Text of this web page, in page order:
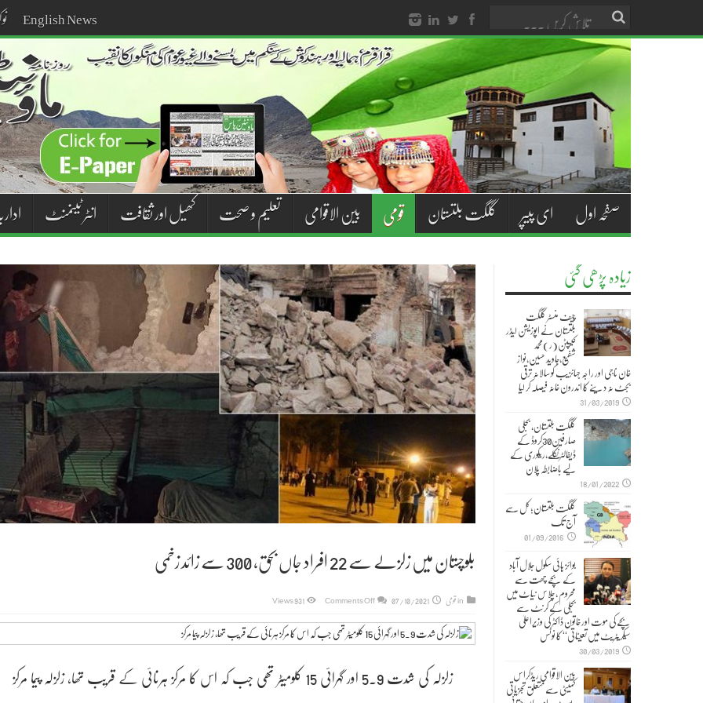
English News
صفحہ اول ای پیپر گلگت بلتستان قومی بین الاقوامی تعلیم و صحت کھیل اور ثقافت انٹر ٹینمنٹ
بلوچستان میں زلزلے سے 22 افراد جاں بحق، 300 سے زائد زخمی
inقومی 07/10/2021
Comments Off
on
بلوچستان
میں
سے
22
931 Views
زلزلہ کی شدت 5.9 اور گہرائی 15 کلومیٹر تھی جب کہ اس کا مرکز ہرنائی کے قریب تھا، زلزلہ پیما مرکز
زیادہ پڑھی گئی
چیف منسٹر گلگت
بلتستان نے اپوزیشن لیڈر
کیپٹن(ر)محمد
شفیع،جاوید حسین،نواز
خان ناجی اور راجہ جہانزیب کو سالانہ ترقی
بجٹ نہ دینے کا اندرون خانہ فیصلہ کر لیا
31/03/2019
گلگت بلتستان، بجلی
صارفین30کروڈ کے
ڈیفالٹر نکلے,ریکوری کے
لیے باضابطہ پلان
18/01/2022
گلگت بلتستان؛ کل سے
آج تک
01/09/2016
بوائز ہائی سکول جلال آباد
کے بچے چھت سے
محروم ، چلاس نیاٹ میں
بجلی کے کرنٹ سے
بچے کی موت اور خاتون ڈاکٹر کی وزیراعلیٰ
سیکریٹریٹ میں تعیناتی‘‘ کا نوٹس
30/03/2019
بین الاقوامی ریڈکراس
کمیٹی سے متعلق تجزیاتی